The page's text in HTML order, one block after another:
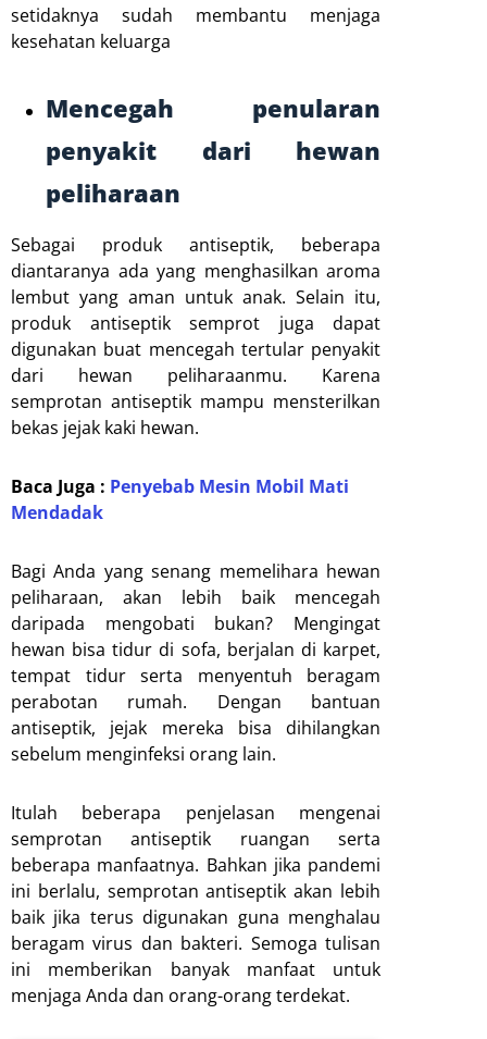
setidaknya sudah membantu menjaga
kesehatan keluarga
Mencegah penularan
penyakit dari hewan
peliharaan
Sebagai produk antiseptik, beberapa
diantaranya ada yang menghasilkan aroma
lembut yang aman untuk anak. Selain itu,
produk antiseptik semprot juga dapat
digunakan buat mencegah tertular penyakit
dari hewan peliharaanmu. Karena
semprotan antiseptik mampu mensterilkan
bekas jejak kaki hewan.
Baca Juga : Penyebab Mesin Mobil Mati
Mendadak
Bagi Anda yang senang memelihara hewan
peliharaan, akan lebih baik mencegah
daripada mengobati bukan? Mengingat
hewan bisa tidur di sofa, berjalan di karpet,
tempat tidur serta menyentuh beragam
perabotan rumah. Dengan bantuan
antiseptik, jejak mereka bisa dihilangkan
sebelum menginfeksi orang lain.
Itulah beberapa penjelasan mengenai
semprotan antiseptik ruangan serta
beberapa manfaatnya. Bahkan jika pandemi
ini berlalu, semprotan antiseptik akan lebih
baik jika terus digunakan guna menghalau
beragam virus dan bakteri. Semoga tulisan
ini memberikan banyak manfaat untuk
menjaga Anda dan orang-orang terdekat.